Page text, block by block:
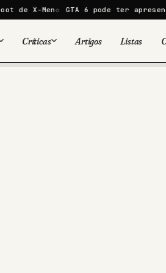
GTA 6 pode ter apresentação de
Críticas Artigos Listas